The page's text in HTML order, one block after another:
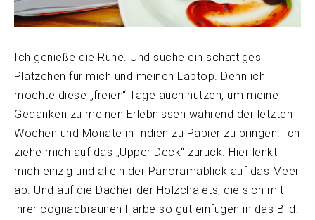
Ich genieße die Ruhe. Und suche ein schattiges
Plätzchen für mich und meinen Laptop. Denn ich
möchte diese „freien“ Tage auch nutzen, um meine
Gedanken zu meinen Erlebnissen während der letzten
Wochen und Monate in Indien zu Papier zu bringen. Ich
ziehe mich auf das „Upper Deck“ zurück. Hier lenkt
mich einzig und allein der Panoramablick auf das Meer
ab. Und auf die Dächer der Holzchalets, die sich mit
ihrer cognacbraunen Farbe so gut einfügen in das Bild.